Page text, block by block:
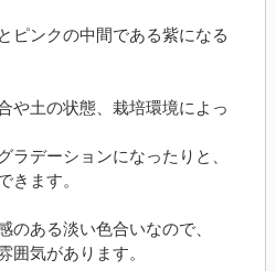
ピンクの中間である紫になる
や土の状態、栽培環境によっ
ラデーションになったりと、
きます。
のある淡い色合いなので、
囲気があります。